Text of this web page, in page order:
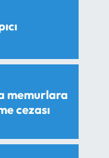
memurlara
cezası